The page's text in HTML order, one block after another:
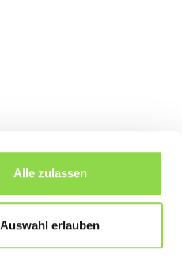
Alle zulassen
Auswahl erlauben